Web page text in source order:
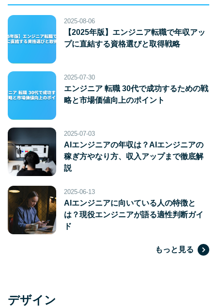
2025-08-06
【2025年版】エンジニア転職で年収アッ
プに直結する資格選びと取得戦略
2025-07-30
エンジニア 転職 30代で成功するための戦
略と市場価値向上のポイント
2025-07-03
AIエンジニアの年収は？AIエンジニアの
稼ぎ方やなり方、収入アップまで徹底解
説
2025-06-13
AIエンジニアに向いている人の特徴と
は？現役エンジニアが語る適性判断ガイ
ド
もっと見る
デザイン